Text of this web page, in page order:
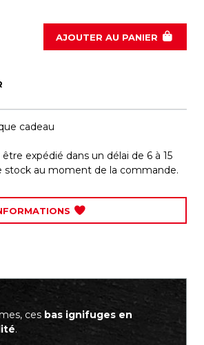
AJOUTER440-5066
AU PANIER
cadeau
expédié dans un délai de 6 à 15
stock au moment de la commande.
ces bas ignifuges en
.